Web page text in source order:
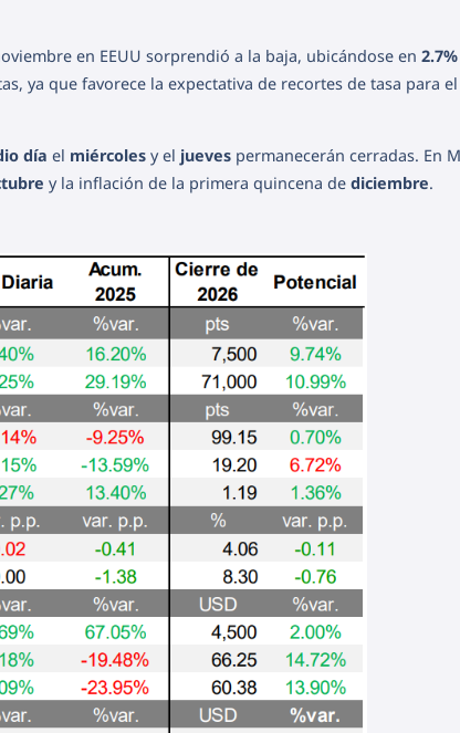
en EEUU sorprendió a la baja, ubicándose en 2.7%
ya que favorece la expectativa de recortes de tasa para el
día el miércoles y el jueves permanecerán cerradas. En
y la inflación de la primera quincena de diciembre.